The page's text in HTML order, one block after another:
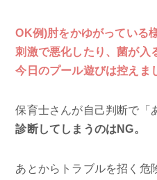
OK例)肘をかゆがっている
刺激で悪化したり、菌が入
今日のプール遊びは控えま
保育士さんが自己判断で「
診断してしまうのはNG。
あとからトラブルを招く危